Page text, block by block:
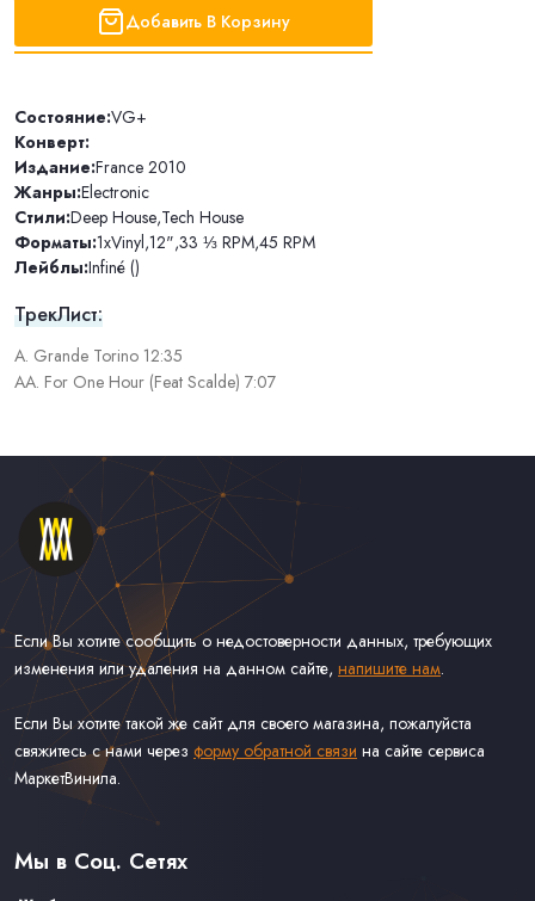
Добавить В Корзину
Состояние:VG+
Конверт:
Издание:France 2010
Жанры:Electronic
Стили:Deep House,Tech House
Форматы:1xVinyl,12",33 ⅓ RPM,45 RPM
Лейблы:Infiné ()
ТрекЛист:
A. Grande Torino 12:35
AA. For One Hour (Feat Scalde) 7:07
Если Вы хотите сообщить о недостоверности данных, требующих
изменения или удаления на данном сайте, напишите нам.
Если Вы хотите такой же сайт для своего магазина, пожалуйста
свяжитесь с нами через форму обратной связи на сайте сервиса
МаркетВинила.
Каталог Винила, CD и Кассет
Доставка и Оплата
Связаться С Нами
Мы в Соц. Сетях